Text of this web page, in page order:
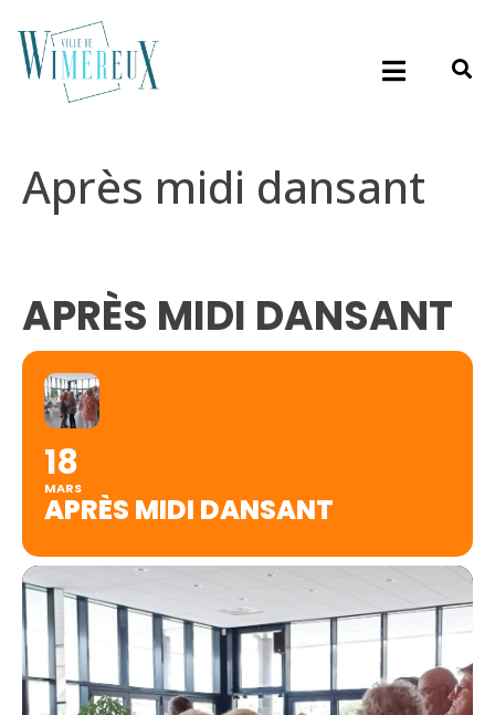
Après midi dansant
APRÈS MIDI DANSANT
18
MARS
APRÈS MIDI DANSANT